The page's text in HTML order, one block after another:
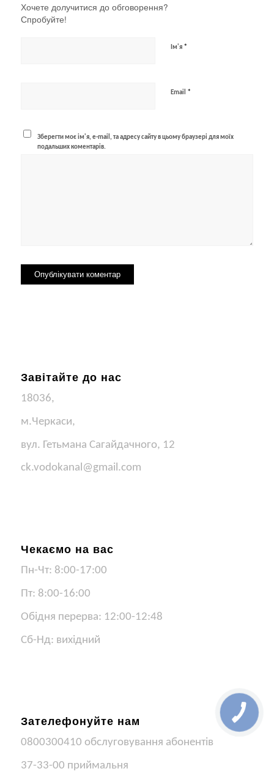
Хочете долучитися до обговорення?
Спробуйте!
Ім'я *
Email *
Зберегти моє ім'я, e-mail, та адресу сайту в цьому браузері для моїх
подальших коментарів.
Завітайте до нас
18036,
м.Черкаси,
вул. Гетьмана Сагайдачного, 12
ck.vodokanal@gmail.com
Чекаємо на вас
Пн-Чт: 8:00-17:00
Пт: 8:00-16:00
Обідня перерва: 12:00-12:48
Сб-Нд: вихідний
Зателефонуйте нам
0800300410 обслуговування абонентів
37-33-00 приймальня